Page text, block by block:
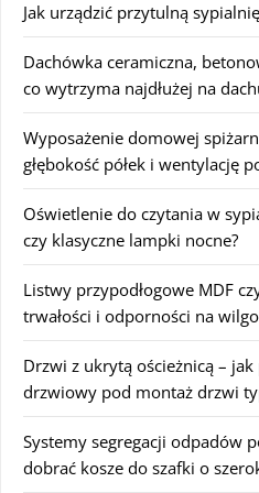
Jak urządzić przytulną
Dachówka ceramiczna,
co wytrzyma najdłużej na
Wyposażenie domowej
głębokość półek i wentylację
Oświetlenie do czytania w
czy klasyczne lampki nocne?
Listwy przypodłogowe MDF
trwałości i odporności na
Drzwi z ukrytą ościeżnicą –
drzwiowy pod montaż drzwi
Systemy segregacji odpadów
dobrać kosze do szafki o